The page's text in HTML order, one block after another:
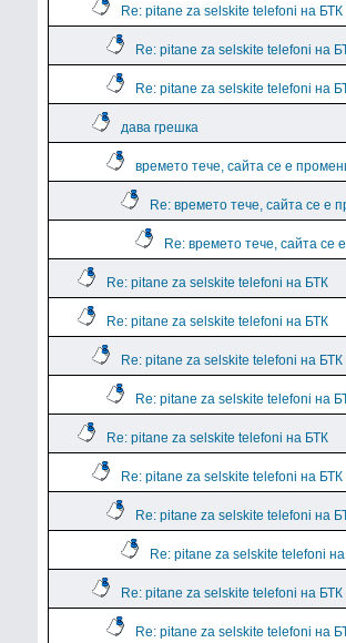
Re: pitane za selskite telefoni на
Re: pitane za selskite telefoni на
Re: pitane za selskite telefoni на
дава грешка
времето тече, сайта се е
Re: времето тече, сайта се е
Re: времето тече, сайта се
Re: pitane za selskite telefoni на БТК
Re: pitane za selskite telefoni на БТК
Re: pitane za selskite telefoni на БТК
Re: pitane za selskite telefoni на
Re: pitane za selskite telefoni на БТК
Re: pitane za selskite telefoni на БТК
Re: pitane za selskite telefoni на
Re: pitane za selskite telefoni
Re: pitane za selskite telefoni на БТК
Re: pitane za selskite telefoni на